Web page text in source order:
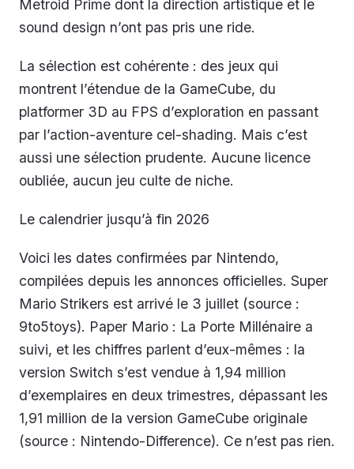
Metroid Prime dont la direction artistique et le
sound design n’ont pas pris une ride.
La sélection est cohérente : des jeux qui
montrent l’étendue de la GameCube, du
platformer 3D au FPS d’exploration en passant
par l’action-aventure cel-shading. Mais c’est
aussi une sélection prudente. Aucune licence
oubliée, aucun jeu culte de niche.
Le calendrier jusqu’à fin 2026
Voici les dates confirmées par Nintendo,
compilées depuis les annonces officielles. Super
Mario Strikers est arrivé le 3 juillet (source :
9to5toys). Paper Mario : La Porte Millénaire a
suivi, et les chiffres parlent d’eux-mêmes : la
version Switch s’est vendue à 1,94 million
d’exemplaires en deux trimestres, dépassant les
1,91 million de la version GameCube originale
(source : Nintendo-Difference). Ce n’est pas rien.